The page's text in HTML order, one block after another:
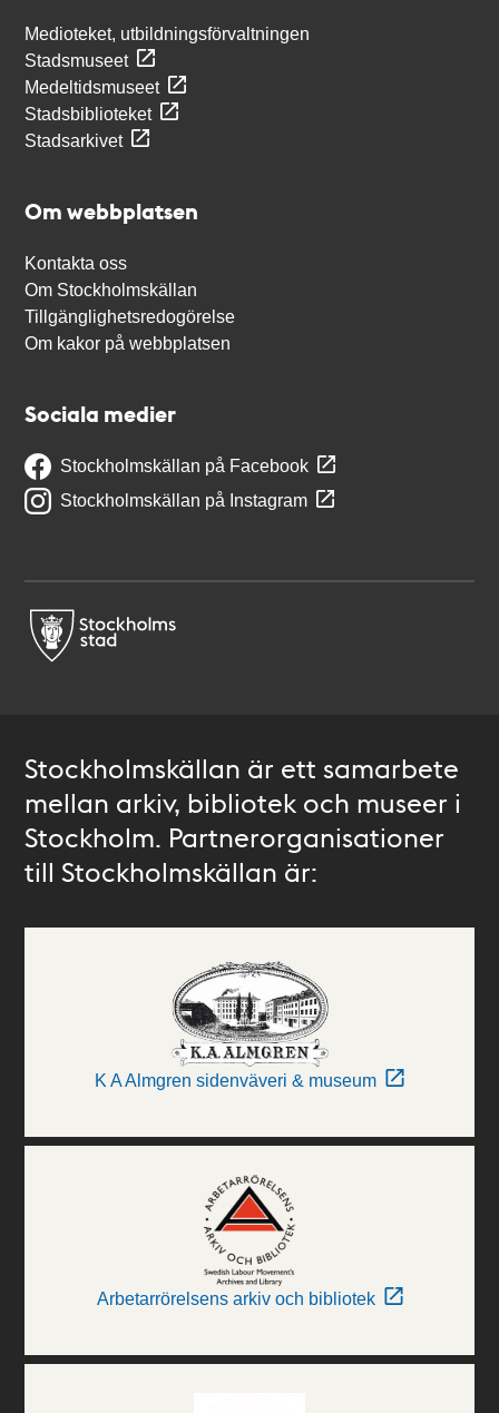
Medioteket, utbildningsförvaltningen
Stadsmuseet
Medeltidsmuseet
Stadsbiblioteket
Stadsarkivet
Om webbplatsen
Kontakta oss
Om Stockholmskällan
Tillgänglighetsredogörelse
Om kakor på webbplatsen
Sociala medier
Stockholmskällan på Facebook
Stockholmskällan på Instagram
Stockholmskällan är ett samarbete
mellan arkiv, bibliotek och museer i
Stockholm. Partnerorganisationer
till Stockholmskällan är:
K A Almgren sidenväveri & museum
Arbetarrörelsens arkiv och bibliotek